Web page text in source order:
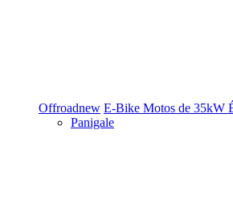
Offroadnew E-Bike Motos de 35kW
Panigale